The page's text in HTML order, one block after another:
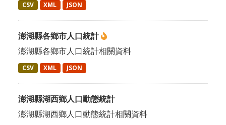
CSV XML JSON
澎湖縣各鄉市人口統計
澎湖縣各鄉市人口統計相關資料
CSV XML JSON
澎湖縣湖西鄉人口動態統計
澎湖縣湖西鄉人口動態統計相關資料